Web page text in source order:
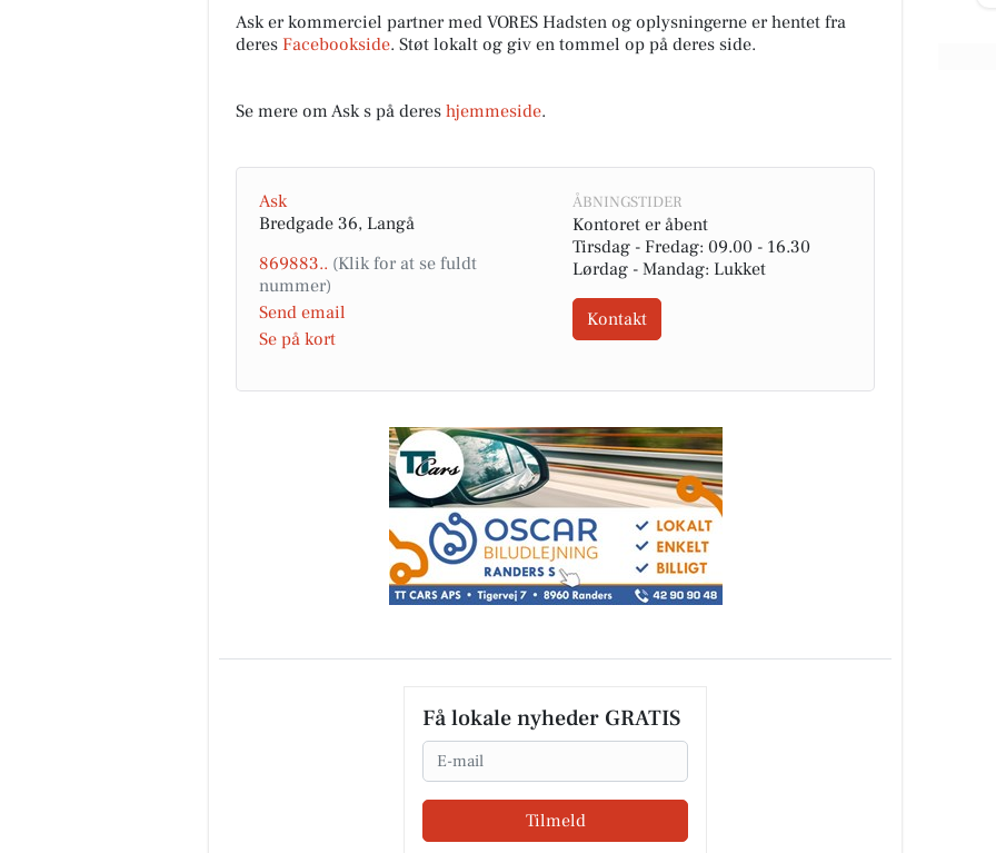
Ask er kommerciel partner med VORES Hadsten og oplysningerne er hentet fra
deres Facebookside. Støt lokalt og giv en tommel op på deres side.
Se mere om Ask s på deres hjemmeside.
Ask
Bredgade 36, Langå
869883..
Send email
Se på kort
ÅBNINGSTIDER
Kontoret er åbent
Tirsdag - Fredag: 09.00 - 16.30
Lørdag - Mandag: Lukket
Kontakt
Få lokale nyheder GRATIS
Email
Tilmeld